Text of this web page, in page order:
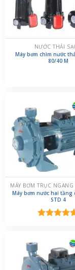
NƯỚC THẢI
Máy bơm chìm nước
80/40 M
Máy bơm nước hai tầng
STD 4